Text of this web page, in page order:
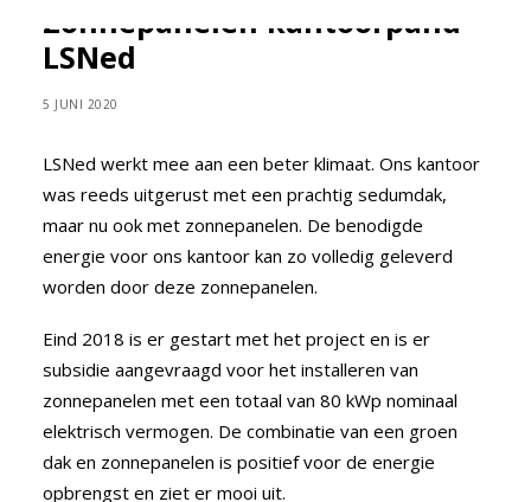
Zonnepanelen kantoorpand
LSNed
5 JUNI 2020
LSNed werkt mee aan een beter klimaat. Ons kantoor
was reeds uitgerust met een prachtig sedumdak,
maar nu ook met zonnepanelen. De benodigde
energie voor ons kantoor kan zo volledig geleverd
worden door deze zonnepanelen.
Eind 2018 is er gestart met het project en is er
subsidie aangevraagd voor het installeren van
zonnepanelen met een totaal van 80 kWp nominaal
elektrisch vermogen. De combinatie van een groen
dak en zonnepanelen is positief voor de energie
opbrengst en ziet er mooi uit.